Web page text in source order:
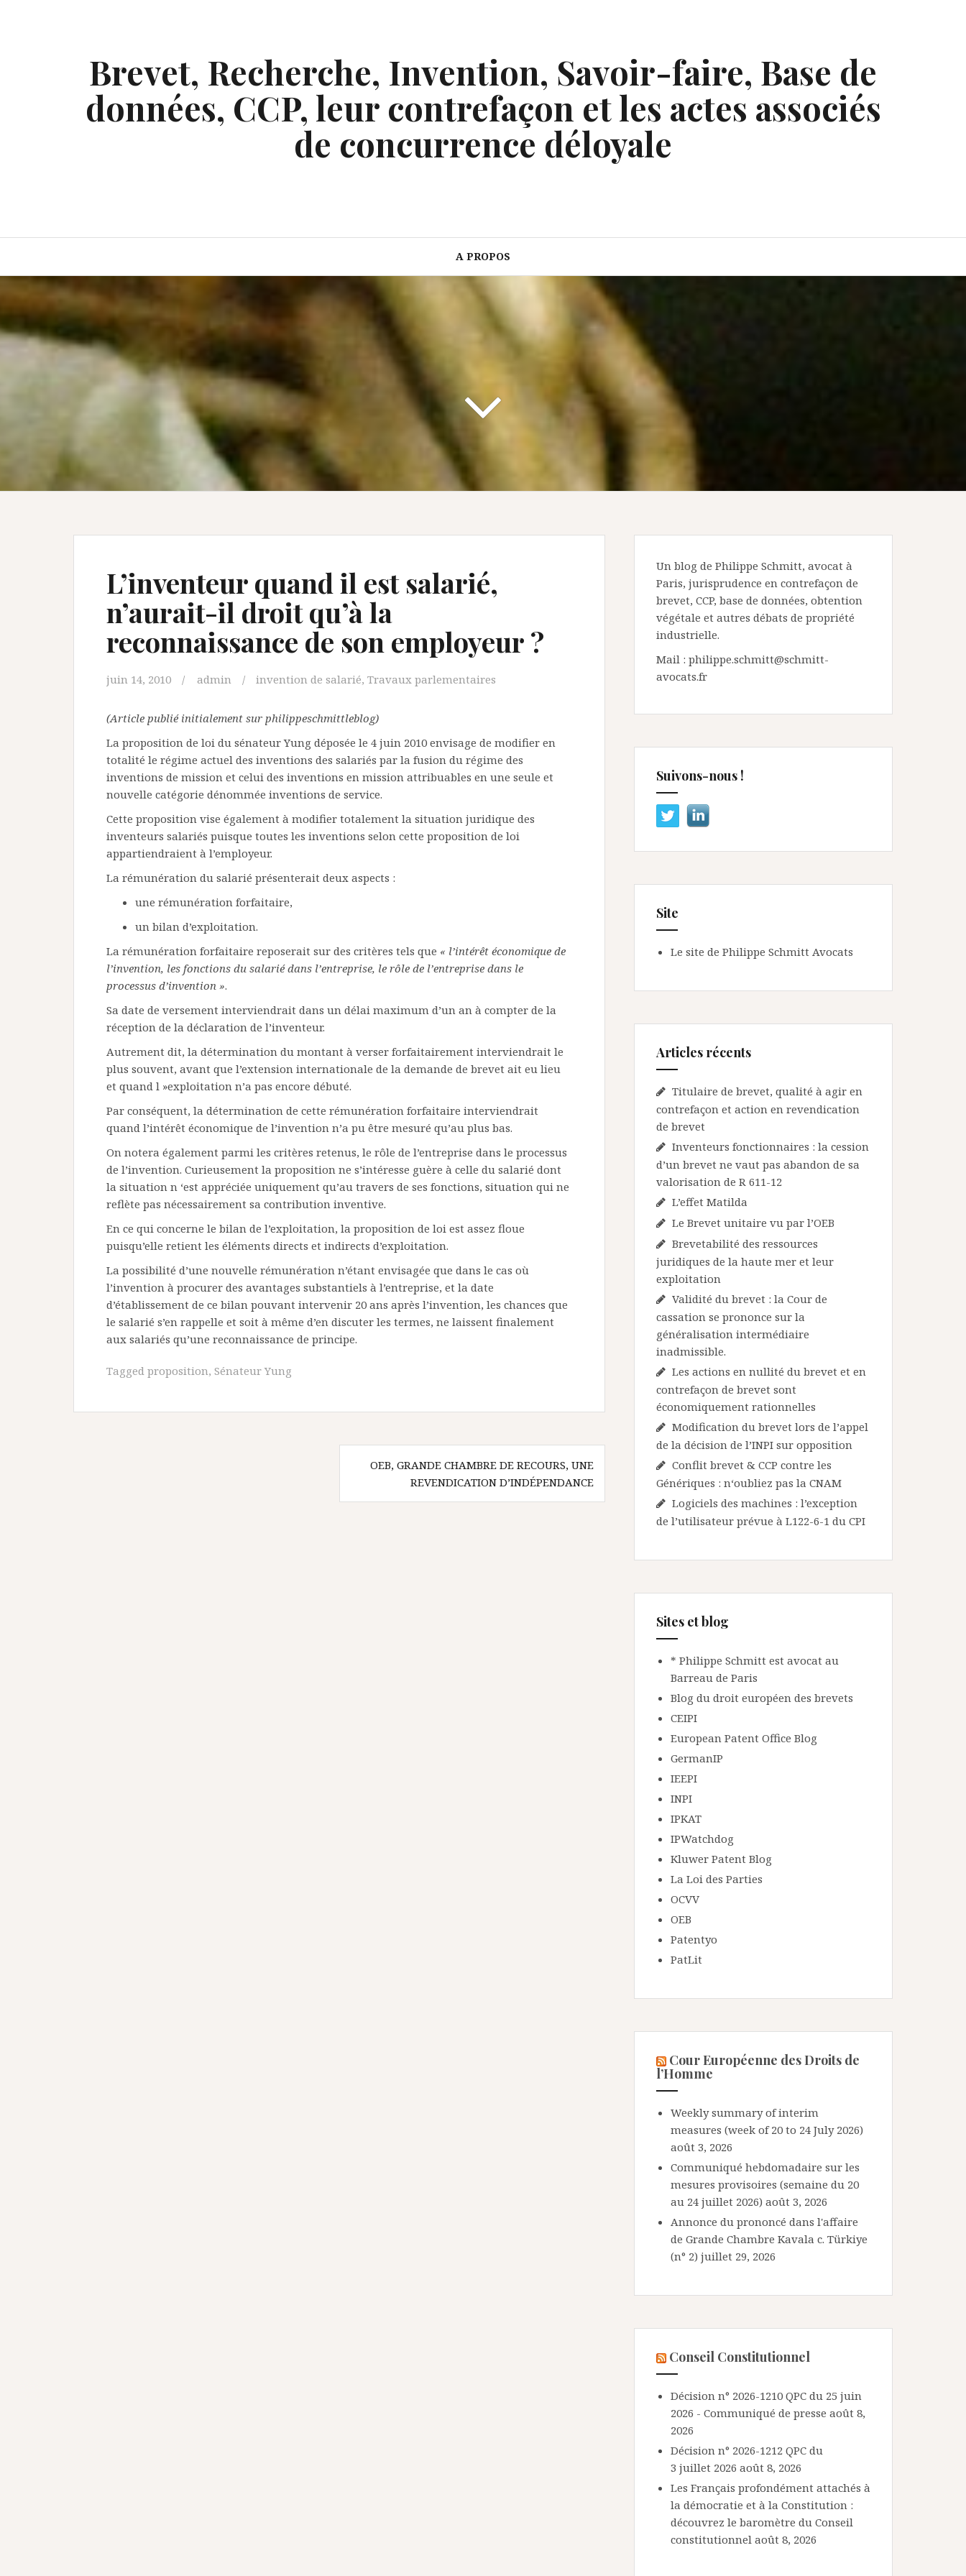
Brevet, Recherche, Invention, Savoir-faire, Base de
données, CCP, leur contrefaçon et les actes associés
de concurrence déloyale
A PROPOS
L’inventeur quand il est salarié,
n’aurait-il droit qu’à la
reconnaissance de son employeur ?
juin 14, 2010 admin invention de salarié, Travaux parlementaires
(Article publié initialement sur philippeschmittleblog)
La proposition de loi du sénateur Yung déposée le 4 juin 2010 envisage de modifier en
totalité le régime actuel des inventions des salariés par la fusion du régime des
inventions de mission et celui des inventions en mission attribuables en une seule et
nouvelle catégorie dénommée inventions de service.
Cette proposition vise également à modifier totalement la situation juridique des
inventeurs salariés puisque toutes les inventions selon cette proposition de loi
appartiendraient à l’employeur.
La rémunération du salarié présenterait deux aspects :
une rémunération forfaitaire,
un bilan d’exploitation.
La rémunération forfaitaire reposerait sur des critères tels que « l’intérêt économique de
l’invention, les fonctions du salarié dans l’entreprise, le rôle de l’entreprise dans le
processus d’invention ».
Sa date de versement interviendrait dans un délai maximum d’un an à compter de la
réception de la déclaration de l’inventeur.
Autrement dit, la détermination du montant à verser forfaitairement interviendrait le
plus souvent, avant que l’extension internationale de la demande de brevet ait eu lieu
et quand l »exploitation n’a pas encore débuté.
Par conséquent, la détermination de cette rémunération forfaitaire interviendrait
quand l’intérêt économique de l’invention n’a pu être mesuré qu’au plus bas.
On notera également parmi les critères retenus, le rôle de l’entreprise dans le processus
de l’invention. Curieusement la proposition ne s’intéresse guère à celle du salarié dont
la situation n ‘est appréciée uniquement qu’au travers de ses fonctions, situation qui ne
reflète pas nécessairement sa contribution inventive.
En ce qui concerne le bilan de l’exploitation, la proposition de loi est assez floue
puisqu’elle retient les éléments directs et indirects d’exploitation.
La possibilité d’une nouvelle rémunération n’étant envisagée que dans le cas où
l’invention à procurer des avantages substantiels à l’entreprise, et la date
d’établissement de ce bilan pouvant intervenir 20 ans après l’invention, les chances que
le salarié s’en rappelle et soit à même d’en discuter les termes, ne laissent finalement
aux salariés qu’une reconnaissance de principe.
Tagged proposition, Sénateur Yung
OEB, GRANDE CHAMBRE DE RECOURS, UNE
REVENDICATION D’INDÉPENDANCE
Un blog de Philippe Schmitt, avocat à
Paris, jurisprudence en contrefaçon de
brevet, CCP, base de données, obtention
végétale et autres débats de propriété
industrielle.
Mail : philippe.schmitt@schmitt-
avocats.fr
Suivons-nous !
Site
Le site de Philippe Schmitt Avocats
Articles récents
Titulaire de brevet, qualité à agir en
contrefaçon et action en revendication
de brevet
Inventeurs fonctionnaires : la cession
d’un brevet ne vaut pas abandon de sa
valorisation de R 611-12
L’effet Matilda
Le Brevet unitaire vu par l’OEB
Brevetabilité des ressources
juridiques de la haute mer et leur
exploitation
Validité du brevet : la Cour de
cassation se prononce sur la
généralisation intermédiaire
inadmissible.
Les actions en nullité du brevet et en
contrefaçon de brevet sont
économiquement rationnelles
Modification du brevet lors de l’appel
de la décision de l’INPI sur opposition
Conflit brevet & CCP contre les
Génériques : n‘oubliez pas la CNAM
Logiciels des machines : l’exception
de l’utilisateur prévue à L122-6-1 du CPI
Sites et blog
* Philippe Schmitt est avocat au
Barreau de Paris
Blog du droit européen des brevets
CEIPI
European Patent Office Blog
GermanIP
IEEPI
INPI
IPKAT
IPWatchdog
Kluwer Patent Blog
La Loi des Parties
OCVV
OEB
Patentyo
PatLit
Cour Européenne des Droits de
l’Homme
Weekly summary of interim
measures (week of 20 to 24 July 2026)
août 3, 2026
Communiqué hebdomadaire sur les
mesures provisoires (semaine du 20
au 24 juillet 2026) août 3, 2026
Annonce du prononcé dans l'affaire
de Grande Chambre Kavala c. Türkiye
(n° 2) juillet 29, 2026
Conseil Constitutionnel
Décision n° 2026-1210 QPC du 25 juin
2026 - Communiqué de presse août 8,
2026
Décision n° 2026-1212 QPC du
3 juillet 2026 août 8, 2026
Les Français profondément attachés à
la démocratie et à la Constitution :
découvrez le baromètre du Conseil
constitutionnel août 8, 2026